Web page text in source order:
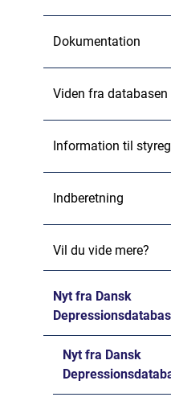
Dokumentation
Viden fra databasen
Information til
Indberetning
Vil du vide mere?
Nyt fra Dansk
Nyt fra Dansk